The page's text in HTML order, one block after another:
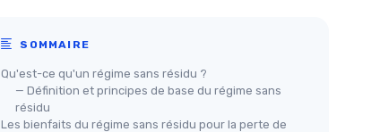
SOMMAIRE
Qu'est-ce qu'un régime sans résidu ?
— Définition et principes de base du régime sans
résidu
Les bienfaits du régime sans résidu pour la perte de